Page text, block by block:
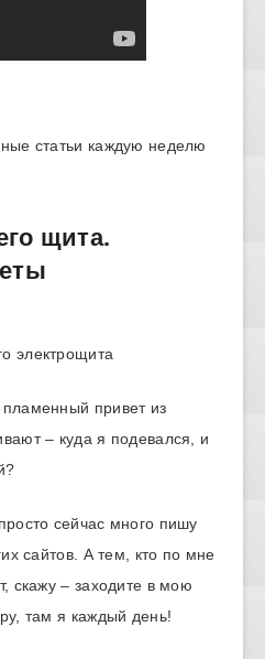
статьи каждую неделю
щита.
электрощита
привет из
– куда я подевался, и
сейчас много пишу
сайтов. А тем, кто по мне
скажу – заходите в мою
там я каждый день!